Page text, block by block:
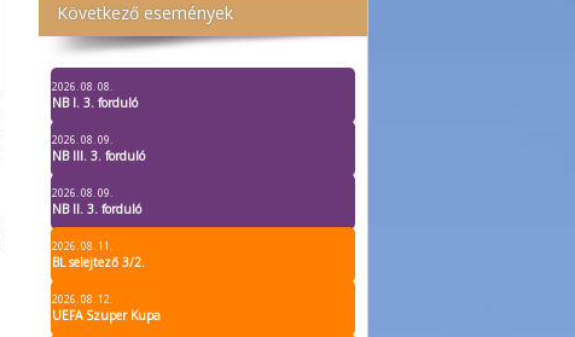
Következő események
2026. 08. 08.
NB I. 3. forduló
2026. 08. 09.
NB III. 3. forduló
2026. 08. 09.
NB II. 3. forduló
2026. 08. 11.
BL selejtező 3/2.
2026. 08. 12.
UEFA Szuper Kupa